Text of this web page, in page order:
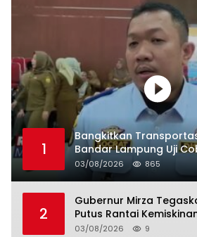
1
Bangkitkan
Bandar Lampung Uji
03/08/2026 865
2
Gubernur Mirza
Putus Rantai
03/08/2026 9